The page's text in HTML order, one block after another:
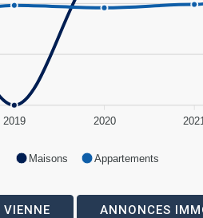
2019 2020 2021
Maisons Appartements
ANNONCES